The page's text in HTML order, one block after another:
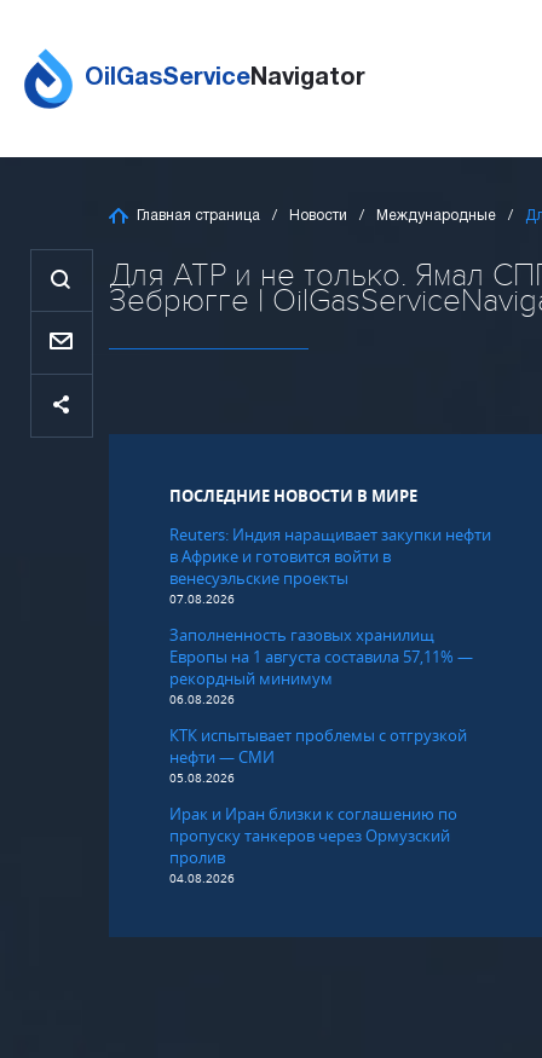
OilGasServiceNavigator
Главная страница Новости Международные
Для АТР и не только. Ямал
Зебрюгге |
ПОСЛЕДНИЕ НОВОСТИ В МИРЕ
Reuters: Индия наращивает закупки нефти
в Африке и готовится войти в
венесуэльские проекты
07.08.2026
Заполненность газовых хранилищ
Европы на 1 августа составила 57,11% —
рекордный минимум
06.08.2026
КТК испытывает проблемы с отгрузкой
нефти — СМИ
05.08.2026
Ирак и Иран близки к соглашению по
пропуску танкеров через Ормузский
пролив
04.08.2026